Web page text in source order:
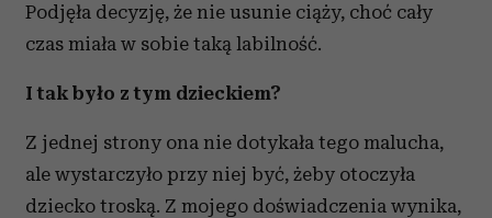
Podjęła decyzję, że nie usunie ciąży, choć cały
czas miała w sobie taką labilność.
I tak było z tym dzieckiem?
Z jednej strony ona nie dotykała tego malucha,
ale wystarczyło przy niej być, żeby otoczyła
dziecko troską. Z mojego doświadczenia wynika,